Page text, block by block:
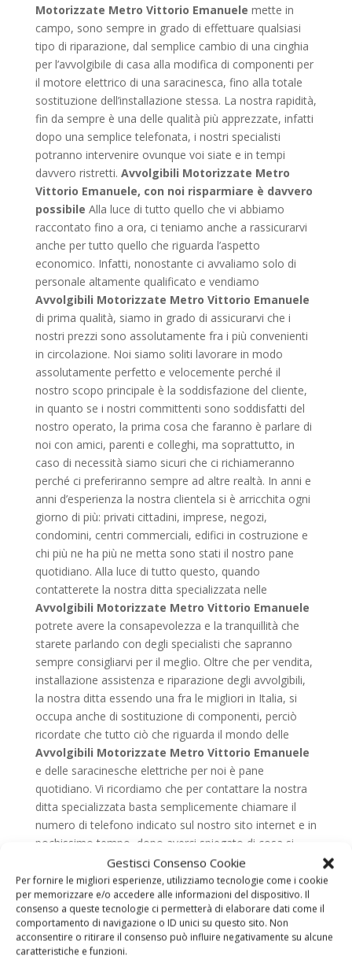
Gestisci Consenso Cookie
Per fornire le migliori esperienze, utilizziamo tecnologie come i cookie
per memorizzare e/o accedere alle informazioni del dispositivo. Il
consenso a queste tecnologie ci permetterà di elaborare dati come il
comportamento di navigazione o ID unici su questo sito. Non
acconsentire o ritirare il consenso può influire negativamente su alcune
caratteristiche e funzioni.
Motorizzate Metro Vittorio Emanuele mette in
campo, sono sempre in grado di effettuare qualsiasi
tipo di riparazione, dal semplice cambio di una cinghia
per l’avvolgibile di casa alla modifica di componenti per
il motore elettrico di una saracinesca, fino alla totale
sostituzione dell’installazione stessa. La nostra rapidità,
fin da sempre è una delle qualità più apprezzate, infatti
dopo una semplice telefonata, i nostri specialisti
potranno intervenire ovunque voi siate e in tempi
davvero ristretti. Avvolgibili Motorizzate Metro
Vittorio Emanuele, con noi risparmiare è davvero
possibile Alla luce di tutto quello che vi abbiamo
raccontato fino a ora, ci teniamo anche a rassicurarvi
anche per tutto quello che riguarda l’aspetto
economico. Infatti, nonostante ci avvaliamo solo di
personale altamente qualificato e vendiamo
Avvolgibili Motorizzate Metro Vittorio Emanuele
di prima qualità, siamo in grado di assicurarvi che i
nostri prezzi sono assolutamente fra i più convenienti
in circolazione. Noi siamo soliti lavorare in modo
assolutamente perfetto e velocemente perché il
nostro scopo principale è la soddisfazione del cliente,
in quanto se i nostri committenti sono soddisfatti del
nostro operato, la prima cosa che faranno è parlare di
noi con amici, parenti e colleghi, ma soprattutto, in
caso di necessità siamo sicuri che ci richiameranno
perché ci preferiranno sempre ad altre realtà. In anni e
anni d’esperienza la nostra clientela si è arricchita ogni
giorno di più: privati cittadini, imprese, negozi,
condomini, centri commerciali, edifici in costruzione e
chi più ne ha più ne metta sono stati il nostro pane
quotidiano. Alla luce di tutto questo, quando
contatterete la nostra ditta specializzata nelle
Avvolgibili Motorizzate Metro Vittorio Emanuele
potrete avere la consapevolezza e la tranquillità che
starete parlando con degli specialisti che sapranno
sempre consigliarvi per il meglio. Oltre che per vendita,
installazione assistenza e riparazione degli avvolgibili,
la nostra ditta essendo una fra le migliori in Italia, si
occupa anche di sostituzione di componenti, perciò
ricordate che tutto ciò che riguarda il mondo delle
Avvolgibili Motorizzate Metro Vittorio Emanuele
e delle saracinesche elettriche per noi è pane
quotidiano. Vi ricordiamo che per contattare la nostra
ditta specializzata basta semplicemente chiamare il
numero di telefono indicato sul nostro sito internet e in
pochissimo tempo, dopo averci spiegato di cosa si
tratta saremo da voi per risolvere il problema. Nel caso
invece abbiate bisogno di qualsiasi chiarimento,
vogliate farci delle domande, vogliate avere un
preventivo o abbiate bisogno di prenotare un
sopralluogo a titolo assolutamente gratuito, noi di
specialisti delleAvvolgibili Motorizzate Metro